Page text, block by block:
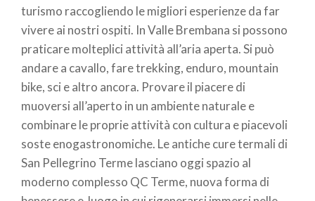
turismo raccogliendo le migliori esperienze da far
vivere ai nostri ospiti. In Valle Brembana si possono
praticare molteplici attività all’aria aperta. Si può
andare a cavallo, fare trekking, enduro, mountain
bike, sci e altro ancora. Provare il piacere di
muoversi all’aperto in un ambiente naturale e
combinare le proprie attività con cultura e piacevoli
soste enogastronomiche. Le antiche cure termali di
San Pellegrino Terme lasciano oggi spazio al
moderno complesso QC Terme, nuova forma di